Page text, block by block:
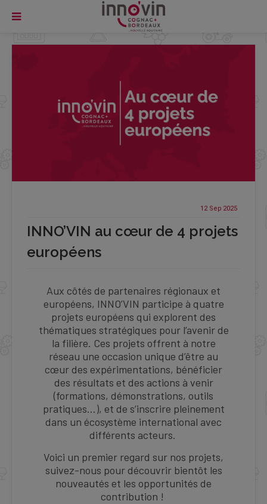
12 Sep 2025
INNO’VIN au cœur de 4 projets
européens
Aux côtés de partenaires régionaux et
européens, INNO’VIN participe à quatre
projets européens qui explorent des
thématiques stratégiques pour l’avenir de
la filière. Ces projets offrent à notre
réseau une occasion unique d’être au
cœur des expérimentations, bénéficier
des résultats et des actions à venir
(formations, démonstrations, outils
pratiques…), et de s’inscrire pleinement
dans un écosystème international avec
différents acteurs.
Voici un premier regard sur nos projets,
suivez-nous pour découvrir bientôt les
nouveautés et les opportunités de
contribution !